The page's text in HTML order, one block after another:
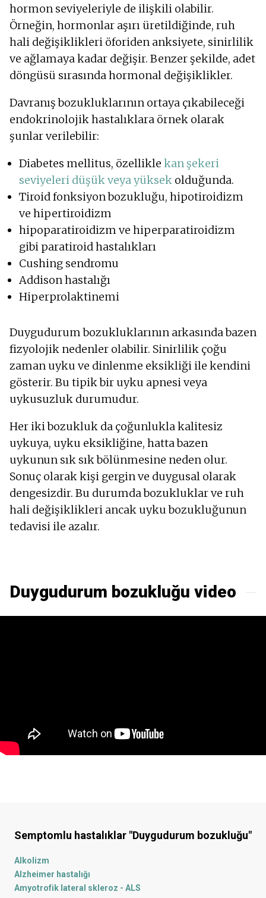
hormon seviyeleriyle de ilişkili olabilir.
Örneğin, hormonlar aşırı üretildiğinde, ruh
hali değişiklikleri öforiden anksiyete, sinirlilik
ve ağlamaya kadar değişir. Benzer şekilde, adet
döngüsü sırasında hormonal değişiklikler.
Davranış bozukluklarının ortaya çıkabileceği
endokrinolojik hastalıklara örnek olarak
şunlar verilebilir:
Diabetes mellitus, özellikle kan şekeri
seviyeleri düşük veya yüksek olduğunda.
Tiroid fonksiyon bozukluğu, hipotiroidizm
ve hipertiroidizm
hipoparatiroidizm ve hiperparatiroidizm
gibi paratiroid hastalıkları
Cushing sendromu
Addison hastalığı
Hiperprolaktinemi
Duygudurum bozukluklarının arkasında bazen
fizyolojik nedenler olabilir. Sinirlilik çoğu
zaman uyku ve dinlenme eksikliği ile kendini
gösterir. Bu tipik bir uyku apnesi veya
uykusuzluk durumudur.
Her iki bozukluk da çoğunlukla kalitesiz
uykuya, uyku eksikliğine, hatta bazen
uykunun sık sık bölünmesine neden olur.
Sonuç olarak kişi gergin ve duygusal olarak
dengesizdir. Bu durumda bozukluklar ve ruh
hali değişiklikleri ancak uyku bozukluğunun
tedavisi ile azalır.
Duygudurum bozukluğu video
Semptomlu hastalıklar "Duygudurum bozukluğu"
Alkolizm
Alzheimer hastalığı
Amyotrofik lateral skleroz - ALS